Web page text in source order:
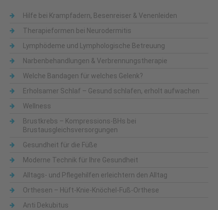
Hilfe bei Krampfadern, Besenreiser & Venenleiden
Therapieformen bei Neurodermitis
Lymphödeme und Lymphologische Betreuung
Narbenbehandlungen & Verbrennungstherapie
Welche Bandagen für welches Gelenk?
Erholsamer Schlaf – Gesund schlafen, erholt aufwachen
Wellness
Brustkrebs – Kompressions-BHs bei
Brustausgleichsversorgungen
Gesundheit für die Füße
Moderne Technik für Ihre Gesundheit
Alltags- und Pflegehilfen erleichtern den Alltag
Orthesen – Hüft-Knie-Knöchel-Fuß-Orthese
Anti Dekubitus